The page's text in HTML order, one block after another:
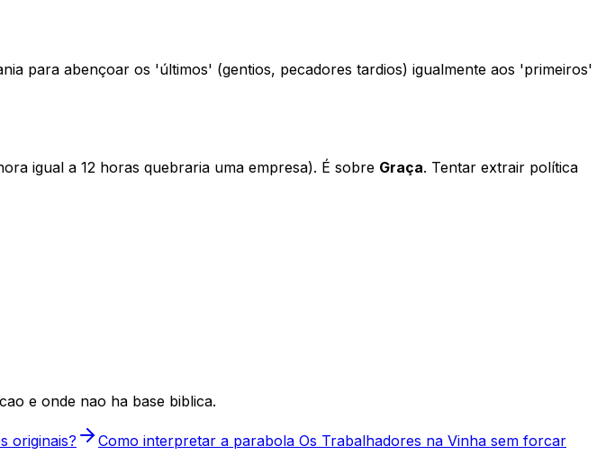
para abençoar os 'últimos' (gentios, pecadores tardios) igualmente aos 'primeiros'
igual a 12 horas quebraria uma empresa). É sobre Graça. Tentar extrair política
e onde nao ha base biblica.
originais?
Como interpretar a parabola Os Trabalhadores na Vinha sem forcar